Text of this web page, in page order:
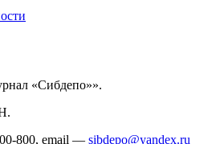
«Сибдепо»».
800, email — sibdepo@yandex.ru